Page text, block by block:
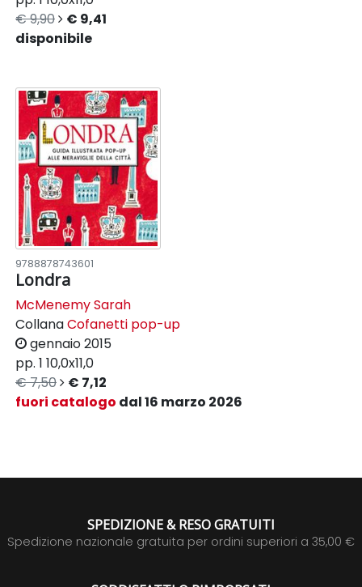
€ 9,90
€ 9,41
disponibile
9788878743601
Londra
McMenemy Sarah
CollanaCofanetti pop-up
gennaio 2015
pp. 1 10,0x11,0
€ 7,50
€ 7,12
fuori catalogo dal 16 marzo 2026
SPEDIZIONE & RESO GRATUITI
Spedizione nazionale gratuita per ordini superiori a 35,00 €